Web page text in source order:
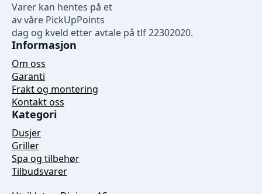
Varer kan hentes på et
av våre PickUpPoints
dag og kveld etter avtale på tlf 22302020.
Informasjon
Om oss
Garanti
Frakt og montering
Kontakt oss
Kategori
Dusjer
Griller
Spa og tilbehør
Tilbudsvarer